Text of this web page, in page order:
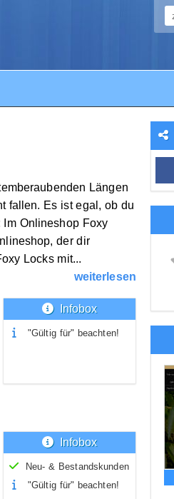
Längen
fallen. Es ist egal, ob du
Onlineshop Foxy
der dir
Locks mit...
weiterlesen
Infobox
"Gültig für" beachten!
Infobox
Neu- & Bestandskunden
"Gültig für" beachten!